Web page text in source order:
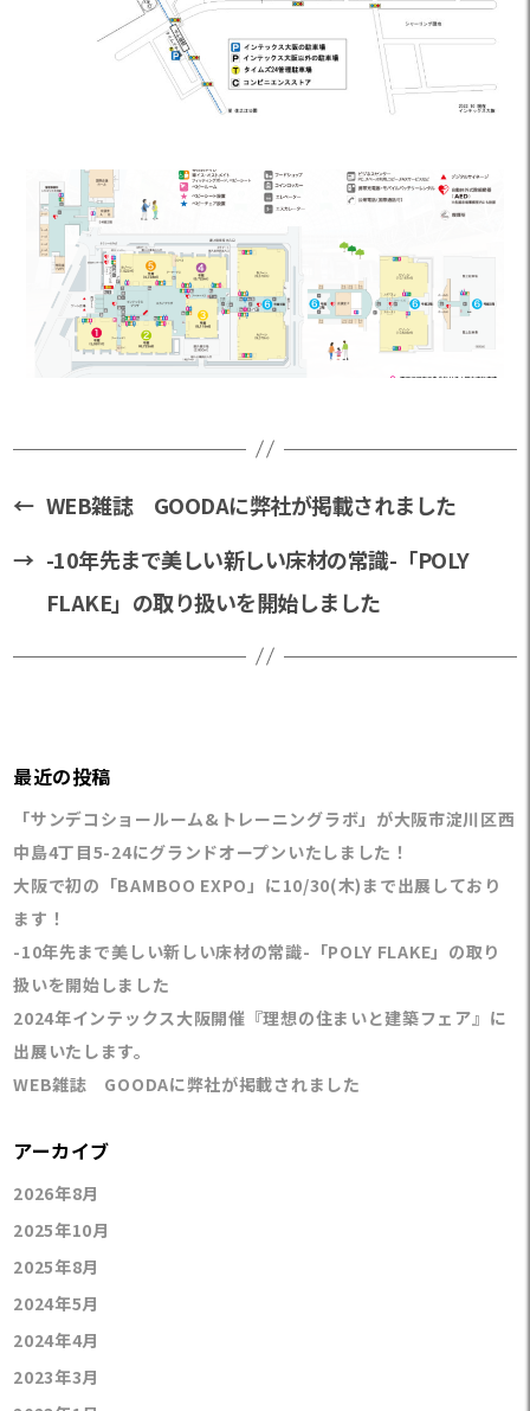
← WEB雑誌 GOODAに弊社が掲載されました
→ -10年先まで美しい新しい床材の常識-「POLY
FLAKE」の取り扱いを開始しました
最近の投稿
「サンデコショールーム&トレーニングラボ」が大阪市淀川区西
中島4丁目5-24にグランドオープンいたしました！
大阪で初の「BAMBOO EXPO」に10/30(木)まで出展しており
ます！
-10年先まで美しい新しい床材の常識-「POLY FLAKE」の取り
扱いを開始しました
2024年インテックス大阪開催『理想の住まいと建築フェア』に
出展いたします。
WEB雑誌 GOODAに弊社が掲載されました
アーカイブ
2026年8月
2025年10月
2025年8月
2024年5月
2024年4月
2023年3月